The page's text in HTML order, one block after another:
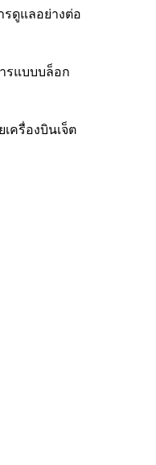
ดูแลอย่างต่อ
รแบบบล็อก
ครื่องบินเจ็ต